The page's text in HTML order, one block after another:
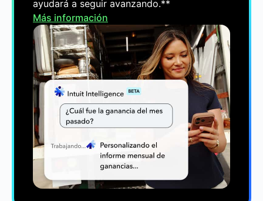
ayudará a seguir avanzando.**
Más información